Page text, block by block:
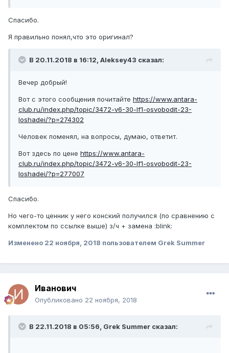
Спасибо.
Я правильно понял,что это оригинал?
В 20.11.2018 в 16:12, Aleksey43 сказал:
Вечер добрый!
Вот с этого сообщения почитайте https://www.antara-
club.ru/index.php/topic/3472-v6-30-lf1-osvobodit-23-
loshadei/?p=274302
Человек поменял, на вопросы, думаю, ответит.
Вот здесь по цене https://www.antara-
club.ru/index.php/topic/3472-v6-30-lf1-osvobodit-23-
loshadei/?p=277007
Спасибо.
Но чего-то ценник у него конский получился (по сравнению с
комплектом по ссылке выше) з/ч + замена :blink:
Изменено 22 ноября, 2018 пользователем Grek Summer
Иванович
Опубликовано 22 ноября, 2018
В 22.11.2018 в 05:56, Grek Summer сказал: